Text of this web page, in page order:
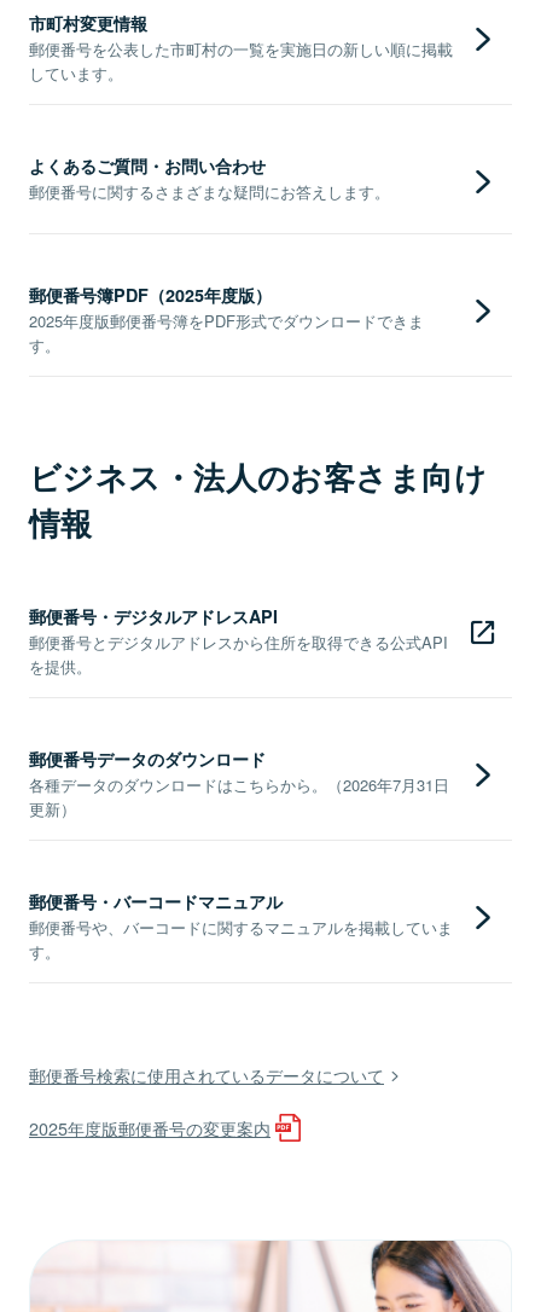
市町村変更情報
郵便番号を公表した市町村の一覧を実施日の新しい順に掲載
しています。
よくあるご質問・お問い合わせ
郵便番号に関するさまざまな疑問にお答えします。
郵便番号簿PDF（2025年度版）
2025年度版郵便番号簿をPDF形式でダウンロードできま
す。
ビジネス・法人のお客さま向け
情報
郵便番号・デジタルアドレスAPI
郵便番号とデジタルアドレスから住所を取得できる公式API
を提供。
郵便番号データのダウンロード
各種データのダウンロードはこちらから。（2026年7月31日
更新）
郵便番号・バーコードマニュアル
郵便番号や、バーコードに関するマニュアルを掲載していま
す。
郵便番号検索に使用されているデータについて
2025年度版郵便番号の変更案内